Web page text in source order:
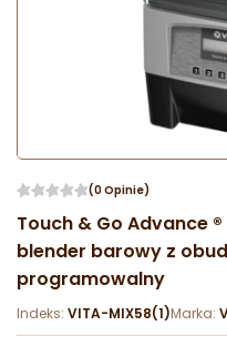
(0 Opinie)
Touch & Go Advance
blender barowy z
programowalny
Indeks: VITA-MIX58(1)Marka: